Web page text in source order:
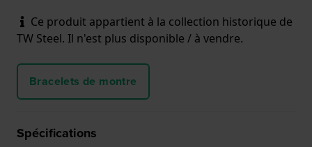
Ce produit appartient à la collection historique de
TW Steel. Il n'est plus disponible / à vendre.
Bracelets de montre
Spécifications